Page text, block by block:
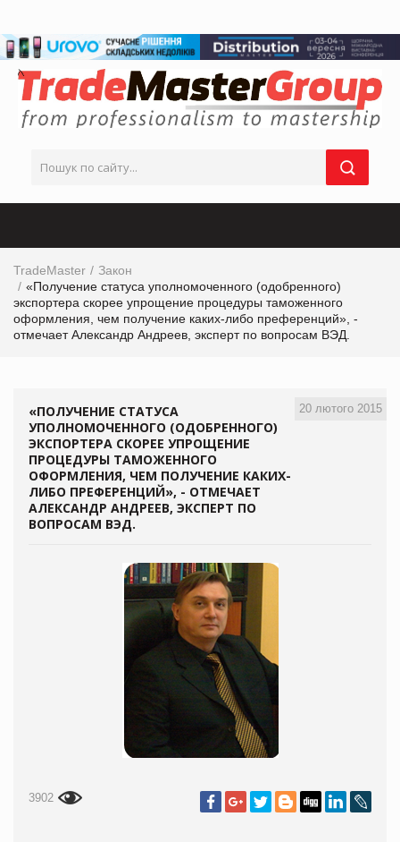
TradeMaster
Закон
«Получение статуса уполномоченного (одобренного)
экспортера скорее упрощение процедуры таможенного
оформления, чем получение каких-либо преференций», -
отмечает Александр Андреев, эксперт по вопросам ВЭД.
20 лютого 2015
«ПОЛУЧЕНИЕ СТАТУСА
УПОЛНОМОЧЕННОГО (ОДОБРЕННОГО)
ЭКСПОРТЕРА СКОРЕЕ УПРОЩЕНИЕ
ПРОЦЕДУРЫ ТАМОЖЕННОГО
ОФОРМЛЕНИЯ, ЧЕМ ПОЛУЧЕНИЕ КАКИХ-
ЛИБО ПРЕФЕРЕНЦИЙ», - ОТМЕЧАЕТ
АЛЕКСАНДР АНДРЕЕВ, ЭКСПЕРТ ПО
ВОПРОСАМ ВЭД.
3902